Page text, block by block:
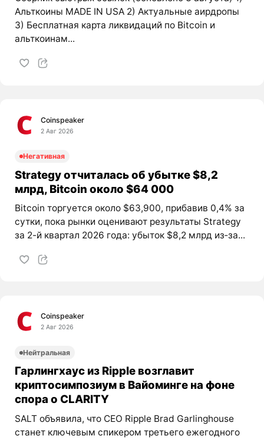
Альткоины MADE IN USA 2) Актуальные аирдропы
3) Бесплатная карта ликвидаций по Bitcoin и
альткоинам...
Coinspeaker
2 Авг 2026
Негативная
Strategy отчиталась об убытке $8,2
млрд, Bitcoin около $64 000
Bitcoin торгуется около $63,900, прибавив 0,4% за
сутки, пока рынки оценивают результаты Strategy
за 2-й квартал 2026 года: убыток $8,2 млрд из‑за...
Coinspeaker
2 Авг 2026
Нейтральная
Гарлингхаус из Ripple возглавит
криптосимпозиум в Вайоминге на фоне
спора о CLARITY
SALT объявила, что CEO Ripple Brad Garlinghouse
станет ключевым спикером третьего ежегодного